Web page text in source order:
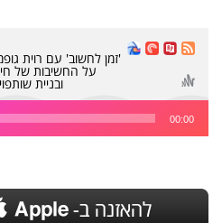
'זמן לחשוב' עם רוית
על החשיבות של
ובניית
00:00